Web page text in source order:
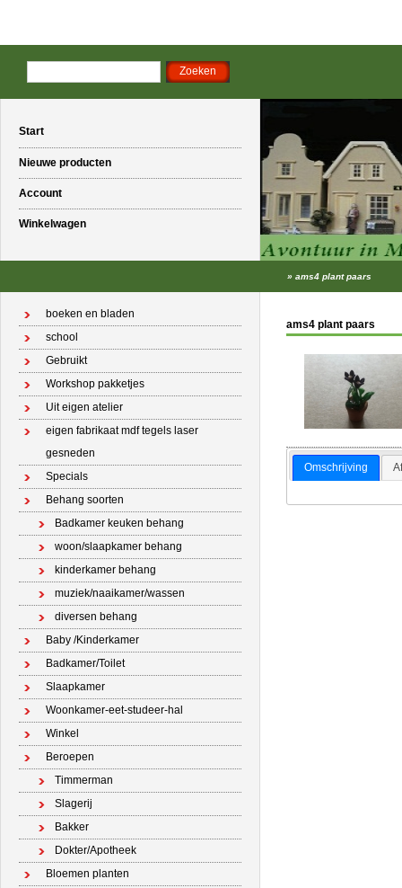
Start
Nieuwe producten
Account
Winkelwagen
» ams4 plant paars
boeken en bladen
school
Gebruikt
Workshop pakketjes
Uit eigen atelier
eigen fabrikaat mdf tegels laser
gesneden
Specials
Behang soorten
Badkamer keuken behang
woon/slaapkamer behang
kinderkamer behang
muziek/naaikamer/wassen
diversen behang
Baby /Kinderkamer
Badkamer/Toilet
Slaapkamer
Woonkamer-eet-studeer-hal
Winkel
Beroepen
Timmerman
Slagerij
Bakker
Dokter/Apotheek
Bloemen planten
ams4 plant paars
Omschrijving